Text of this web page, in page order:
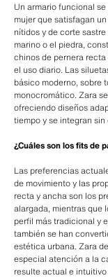
Un armario funcional
mujer que satisfagan
nítidos y de corte
marino o el piedra,
chinos de pernera
el uso diario. Las
básico moderno, sobre
monocromático. Zara
ofreciendo diseños
tiempo y se integran
¿Cuáles son los fits de
Las preferencias
de movimiento y las
recta y ancha son los
alargada, mientras que
perfil más tradicional y
también se han
estética urbana. Zara
especial atención a la
resulte actual e